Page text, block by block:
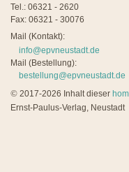
Tel.: 06321 - 2620
Fax: 06321 - 30076
Mail (Kontakt):
info@epvneustadt.de
Mail (Bestellung):
bestellung@epvneustadt.de
© 2017-2026 Inhalt dieser
Ernst-Paulus-Verlag, Neustadt